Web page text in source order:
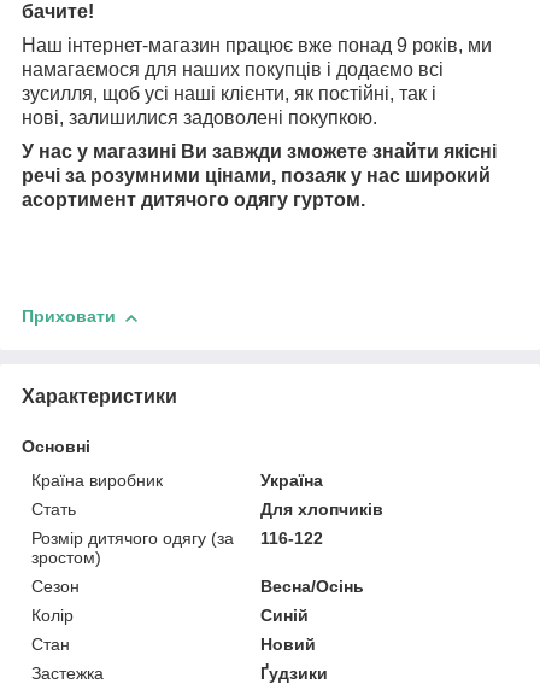
бачите!
Наш інтернет-магазин працює вже понад 9 років, ми
намагаємося для наших покупців і додаємо всі
зусилля, щоб усі наші клієнти, як постійні, так і
нові, залишилися задоволені покупкою.
У нас у магазині Ви завжди зможете знайти якісні
речі за розумними цінами, позаяк у нас широкий
асортимент дитячого одягу гуртом.
Приховати
Характеристики
Основні
Країна виробник
Україна
Стать
Для хлопчиків
Розмір дитячого одягу (за
зростом)
116-122
Сезон
Весна/Осінь
Колір
Синій
Стан
Новий
Застежка
Ґудзики